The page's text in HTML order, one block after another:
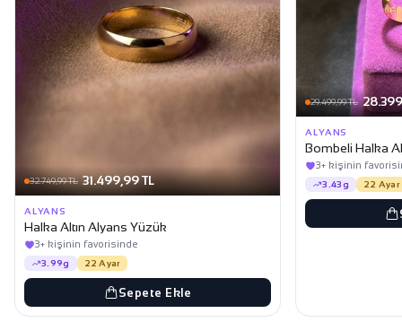
32.749,99 TL 31.499,99 TL
ALYANS
Halka Altın Alyans Yüzük
3+ kişinin favorisinde
3.99g 22 Ayar
Sepete Ekle
29.499,99 TL
ALYANS
Bombeli Halka
3+ kişinin
3.43g 22 Ayar